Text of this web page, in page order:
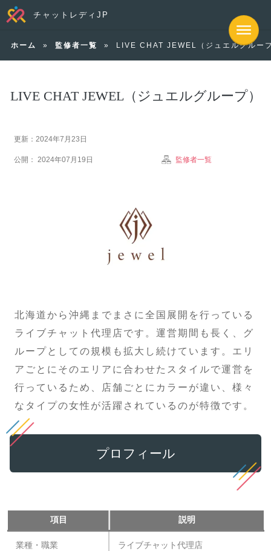
チャットレディJP
ホーム » 監修者一覧 » LIVE CHAT JEWEL（ジュエルグルー
LIVE CHAT JEWEL（ジュエルグループ）
更新：2024年7月23日
公開： 2024年07月19日 監修者一覧
北海道から沖縄までまさに全国展開を行っている
ライブチャット代理店です。運営期間も長く、グ
ループとしての規模も拡大し続けています。エリ
アごとにそのエリアに合わせたスタイルで運営を
行っているため、店舗ごとにカラーが違い、様々
なタイプの女性が活躍されているのが特徴です。
プロフィール
項目 説明
業種・職業 ライブチャット代理店